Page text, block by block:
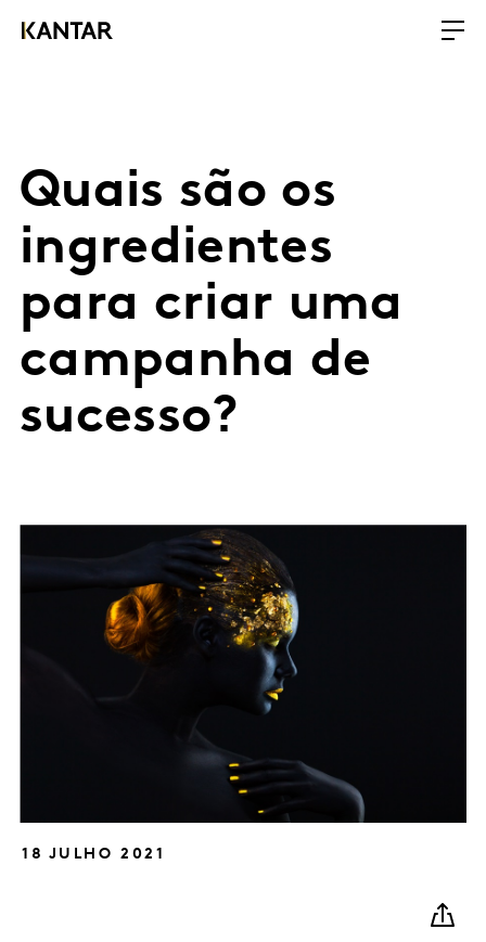
Quais são os
ingredientes
para criar uma
campanha de
sucesso?
18 JULHO 2021